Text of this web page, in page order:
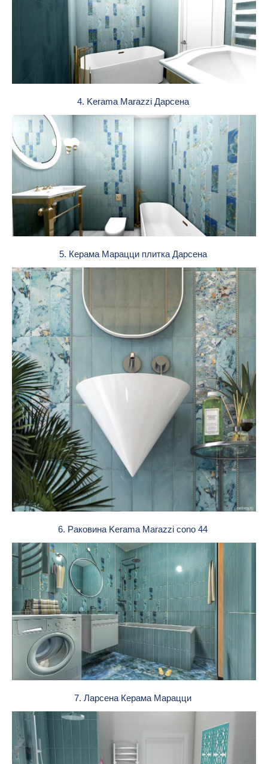
4. Kerama Marazzi Дарсена
5. Керама Марацци плитка Дарсена
6. Раковина Kerama Marazzi cono 44
7. Ларсена Керама Марацци